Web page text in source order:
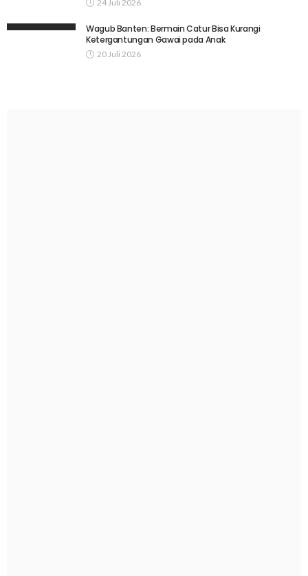
24 Juli 2026
Wagub Banten: Bermain Catur Bisa Kurangi
Ketergantungan Gawai pada Anak
20 Juli 2026